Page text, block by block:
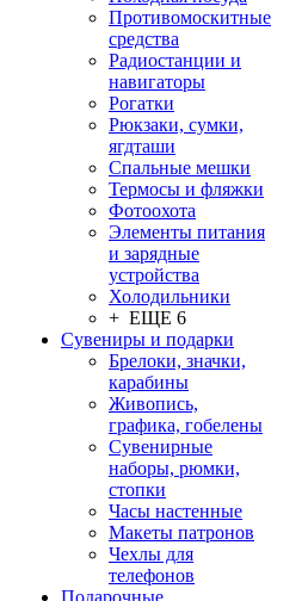
Противомоскитные
средства
Радиостанции и
навигаторы
Рогатки
Рюкзаки, сумки,
ягдташи
Спальные мешки
Термосы и фляжки
Фотоохота
Элементы питания
и зарядные
устройства
Холодильники
+ ЕЩЕ 6
Сувениры и подарки
Брелоки, значки,
карабины
Живопись,
графика, гобелены
Сувенирные
наборы, рюмки,
стопки
Часы настенные
Макеты патронов
Чехлы для
телефонов
Подарочные